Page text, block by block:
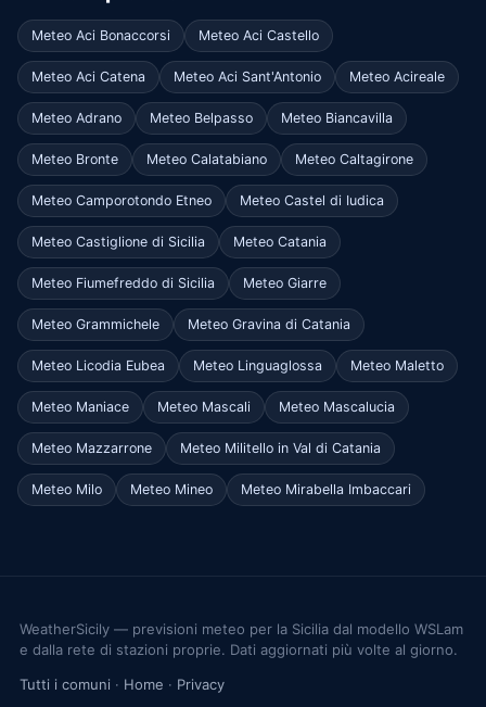
Meteo Aci Bonaccorsi Meteo Aci Castello
Meteo Aci Catena Meteo Aci Sant'Antonio Meteo Acireale
Meteo Adrano Meteo Belpasso Meteo Biancavilla
Meteo Bronte Meteo Calatabiano Meteo Caltagirone
Meteo Camporotondo Etneo Meteo Castel di Iudica
Meteo Castiglione di Sicilia Meteo Catania
Meteo Fiumefreddo di Sicilia Meteo Giarre
Meteo Grammichele Meteo Gravina di Catania
Meteo Licodia Eubea Meteo Linguaglossa Meteo Maletto
Meteo Maniace Meteo Mascali Meteo Mascalucia
Meteo Mazzarrone Meteo Militello in Val di Catania
Meteo Milo Meteo Mineo Meteo Mirabella Imbaccari
WeatherSicily — previsioni meteo per la Sicilia dal modello WSLam
e dalla rete di stazioni proprie. Dati aggiornati più volte al giorno.
Tutti i comuni · Home · Privacy